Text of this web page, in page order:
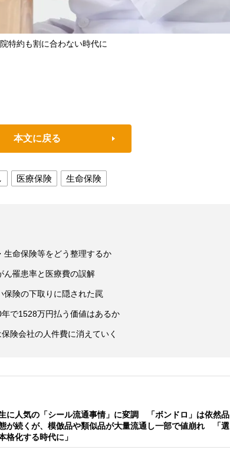
特約も割に合わない時代に
本文に戻る
医療保険 生命保険
命保険等をどう整理するか
罹患率と医療費の誤解
険の下取りに隠された罠
で1528万円払う価値はあるか
険会社の人件費に消えていく
に人気の「シール流通事情」に変調 「ボンドロ」は依然品
が続くが、模倣品や類似品が大量流通し一部で値崩れ 「選
格化する時代に」